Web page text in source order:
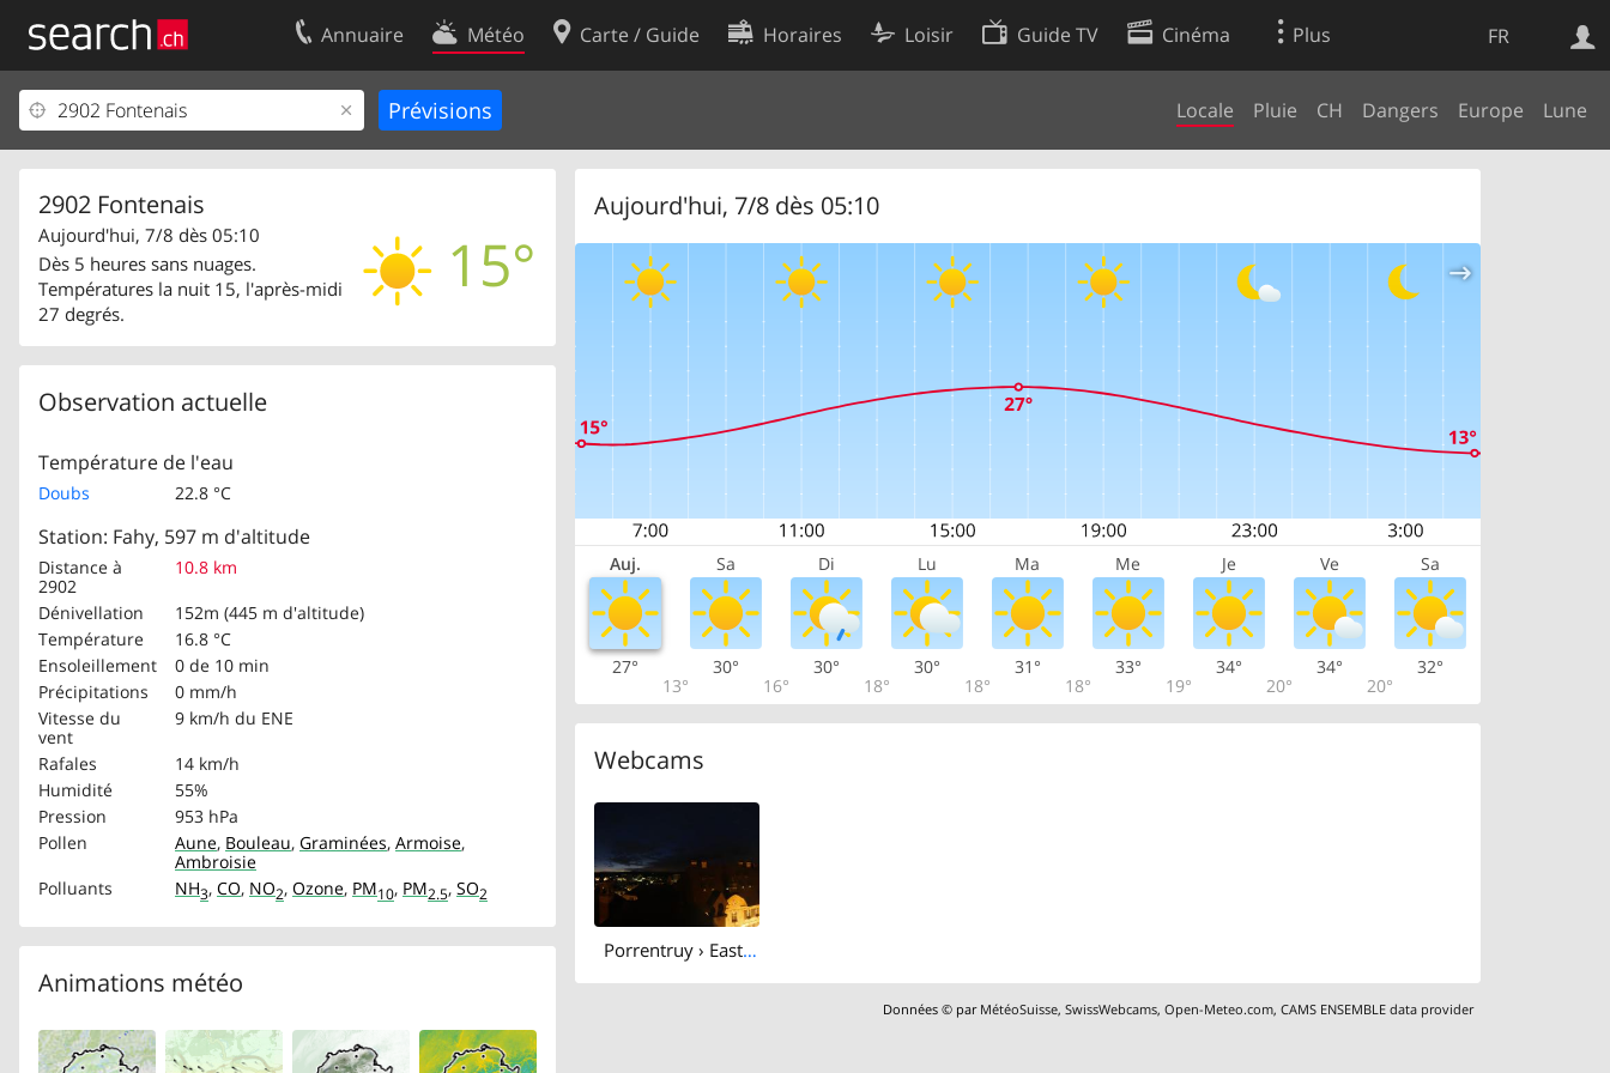
FR
Annuaire Météo Carte / Guide Horaires Loisir Guide TV Cinéma Plus
Locale Pluie CH Dangers Europe Lune
2902 Fontenais
15°
Aujourd'hui, 7/8 dès 05:10
Dès 5 heures sans nuages.
Températures la nuit 15, l'après-midi
27 degrés.
Observation actuelle
Température de l'eau
Doubs 22.8 °C
Station: Fahy, 597 m d'altitude
Distance à
2902
10.8 km
Dénivellation
152m (445 m d'altitude)
Température
16.8 °C
Ensoleillement
0 de 10 min
Précipitations
0 mm/h
Vitesse du
vent
9 km/h du ENE
Rafales
14 km/h
Humidité
55%
Pression
953 hPa
Pollen
Aune, Bouleau, Graminées, Armoise,
Ambroisie
Polluants
NH3, CO, NO2, Ozone, PM10, PM2.5, SO2
Animations météo
Aujourd'hui, 7/8 dès 05:10
Auj. Sa Di Lu Ma Me Je Ve Sa
27°
13°
30°
16°
30°
18°
30°
18°
31°
18°
33°
19°
34°
20°
34°
20°
32°
Webcams
Porrentruy › East: Musee de l'Hotel-Dieu - Église Saint Pierre
Données © par MétéoSuisse,SwissWebcams,Open-Meteo.com,CAMS ENSEMBLE data provider
Web
Votre inscription
Centre clients
Contact
Conditions d’utilisation
Préférences de cookies